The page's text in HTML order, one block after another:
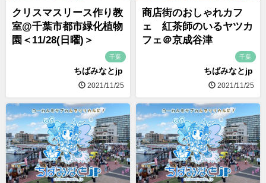
クリスマスリース作り教
室@千葉市都市緑化植物
園＜11/28(日曜)＞
千葉
ちばみなとjp
2021/11/25
商店街のおしゃれカフ
ェ 紅茶師のいるヤツカ
フェ＠京成谷津
千葉
ちばみなとjp
2021/11/25